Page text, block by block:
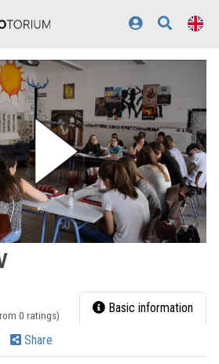
0 ratings) Basic information
Share